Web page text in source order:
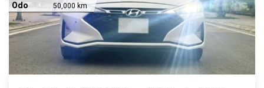
Odo 50,000 km